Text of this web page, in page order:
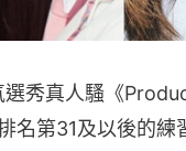
秀真人騷《
名第31及以後的